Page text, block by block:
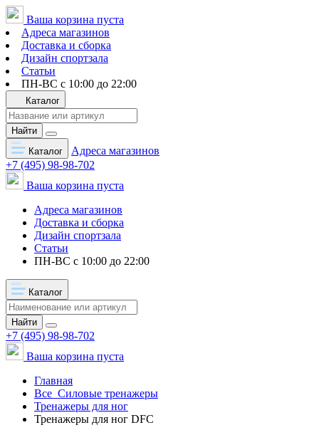
Ваша корзина пуста
Адреса магазинов
Доставка и сборка
Дизайн спортзала
Статьи
ПН-ВС с 10:00 до 22:00
Каталог
Найти
Каталог
Адреса магазинов
+7 (495) 98-98-702
Ваша корзина пуста
Адреса магазинов
Доставка и сборка
Дизайн спортзала
Статьи
ПН-ВС с 10:00 до 22:00
Каталог
Найти
+7 (495) 98-98-702
Ваша корзина пуста
Главная
Все Силовые тренажеры
Тренажеры для ног
Тренажеры для ног DFC